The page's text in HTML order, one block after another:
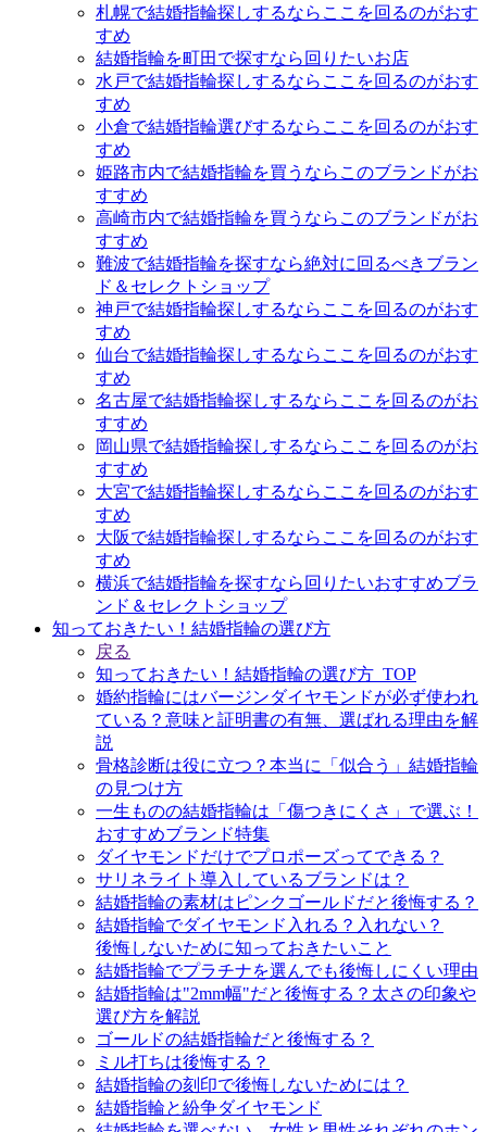
札幌で結婚指輪探しするならここを回るのがおす
すめ
結婚指輪を町田で探すなら回りたいお店
水戸で結婚指輪探しするならここを回るのがおす
すめ
小倉で結婚指輪選びするならここを回るのがおす
すめ
姫路市内で結婚指輪を買うならこのブランドがお
すすめ
高崎市内で結婚指輪を買うならこのブランドがお
すすめ
難波で結婚指輪を探すなら絶対に回るべきブラン
ド＆セレクトショップ
神戸で結婚指輪探しするならここを回るのがおす
すめ
仙台で結婚指輪探しするならここを回るのがおす
すめ
名古屋で結婚指輪探しするならここを回るのがお
すすめ
岡山県で結婚指輪探しするならここを回るのがお
すすめ
大宮で結婚指輪探しするならここを回るのがおす
すめ
大阪で結婚指輪探しするならここを回るのがおす
すめ
横浜で結婚指輪を探すなら回りたいおすすめブラ
ンド＆セレクトショップ
知っておきたい！結婚指輪の選び方
戻る
知っておきたい！結婚指輪の選び方_TOP
婚約指輪にはバージンダイヤモンドが必ず使われ
ている？意味と証明書の有無、選ばれる理由を解
説
骨格診断は役に立つ？本当に「似合う」結婚指輪
の見つけ方
一生ものの結婚指輪は「傷つきにくさ」で選ぶ！
おすすめブランド特集
ダイヤモンドだけでプロポーズってできる？
サリネライト導入しているブランドは？
結婚指輪の素材はピンクゴールドだと後悔する？
結婚指輪でダイヤモンド入れる？入れない？
後悔しないために知っておきたいこと
結婚指輪でプラチナを選んでも後悔しにくい理由
結婚指輪は"2mm幅"だと後悔する？太さの印象や
選び方を解説
ゴールドの結婚指輪だと後悔する？
ミル打ちは後悔する？
結婚指輪の刻印で後悔しないためには？
結婚指輪と紛争ダイヤモンド